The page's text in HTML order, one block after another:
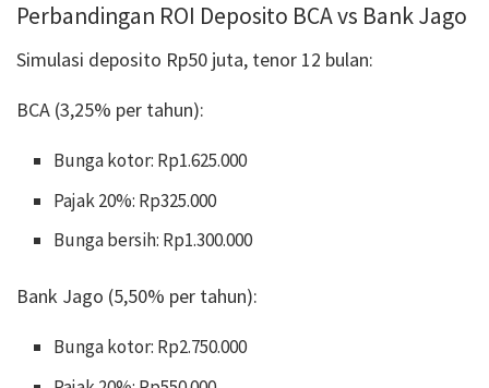
Perbandingan ROI Deposito BCA vs Bank Jago
Simulasi deposito Rp50 juta, tenor 12 bulan:
BCA (3,25% per tahun):
Bunga kotor: Rp1.625.000
Pajak 20%: Rp325.000
Bunga bersih: Rp1.300.000
Bank Jago (5,50% per tahun):
Bunga kotor: Rp2.750.000